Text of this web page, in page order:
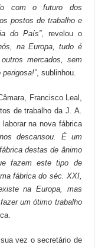
com o futuro dos
postos de trabalho e
do País”, revelou o
na Europa, tudo é
mercados, sem
, sublinhou.
Francisco Leal,
de trabalho da J. A.
na nova fábrica
descansou. É um
destas de ânimo
fazem este tipo de
fábrica do séc. XXI,
na Europa, mas
um ótimo trabalho
vez o secretário de